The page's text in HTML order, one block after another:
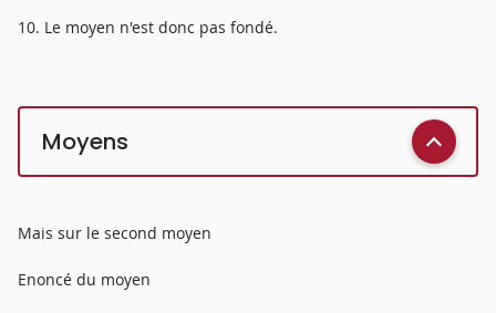
10. Le moyen n'est donc pas fondé.
Moyens
Mais sur le second moyen
Enoncé du moyen